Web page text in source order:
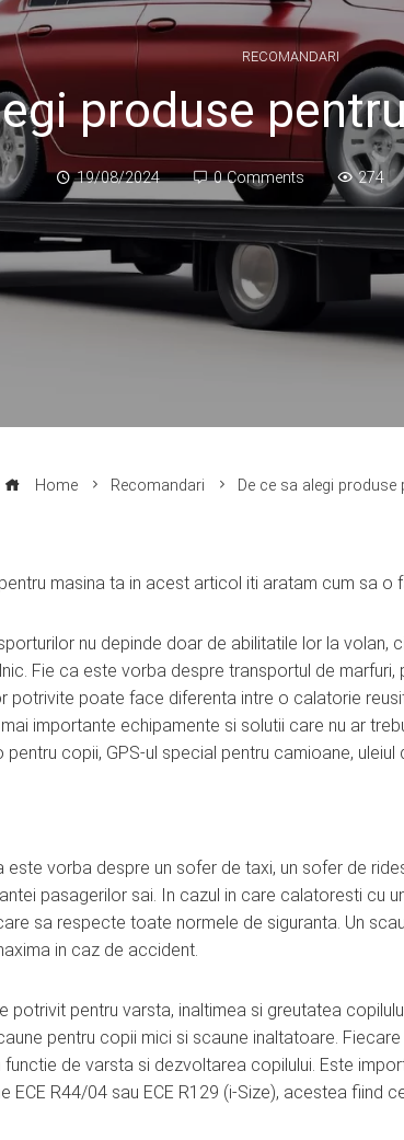
RECOMANDARI
produse
19/08/2024 0 Comments 274
Home Recomandari De ce sa alegi
masina ta in acest articol iti aratam cum sa o
nu depinde doar de abilitatile lor la volan,
Fie ca este vorba despre transportul de marfuri,
poate face diferenta intre o calatorie
importante echipamente si solutii care nu ar
copii, GPS-ul special pentru camioane,
vorba despre un sofer de taxi, un sofer de
pasagerilor sai. In cazul in care calatoresti cu
sa respecte toate normele de siguranta. Un
in caz de accident.
potrivit pentru varsta, inaltimea si greutatea
pentru copii mici si scaune inaltatoare.
de varsta si dezvoltarea copilului. Este
R44/04 sau ECE R129 (i-Size), acestea fiind